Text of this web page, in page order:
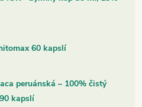
60 kapslí
peruánská – 100% čistý
kapslí